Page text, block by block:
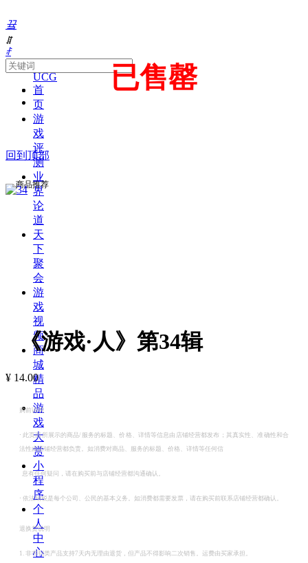
끀
ꁲ
About
UCG
首
页
游
戏
评
测
业
界
论
道
天
下
聚
会
游
戏
视
频
商
城
精
品
游
戏
大
赏
小
程
序
个
人
中
心
ꄙ
已售罄
回到顶部
商品推荐
《游戏·人》第34辑
¥ 14.00
购前说明
· 此页面所展示的商品/服务的标题、价格、详情等信息由店铺经营都发布；其真实性、准确性和合
法性由店铺经营都负责。如消费对商品、服务的标题、价格、详情等任何信
息有任何疑问，请在购买前与店铺经营都沟通确认。
· 依法纳税是每个公司、公民的基本义务。如消费都需要发票，请在购买前联系店铺经营都确认。
退换货说明
1. 非书刊类产品支持7天内无理由退货，但产品不得影响二次销售。运费由买家承担。